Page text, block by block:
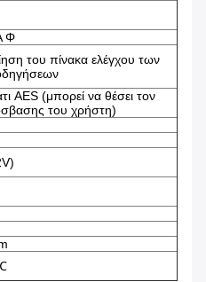
Φ
του πίνακα ελέγχου των
AES (μπορεί να θέσει τον
του χρήστη)